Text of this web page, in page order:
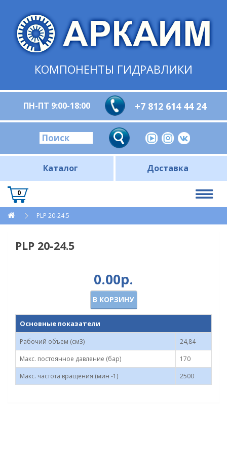
КОМПОНЕНТЫ ГИДРАВЛИКИ
ПН-ПТ 9:00-18:00 +7 812 614 44 24
Каталог Доставка
0
PLP 20-24.5
PLP 20-24.5
0.00р.
В КОРЗИНУ
Основные показатели
Рабочий объем (см3)
24,84
Макс. постоянное давление (бар)
170
Макс. частота вращения (мин -1)
2500